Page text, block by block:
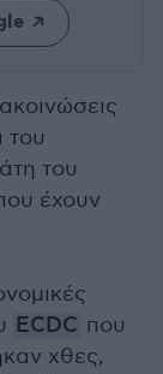
του
του
έχουν
ΕCDC που
χθες,